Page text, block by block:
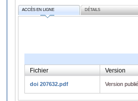
ACCÈS EN LIGNE DÉTAILS
Fichier Version
doi 207632.pdf Version